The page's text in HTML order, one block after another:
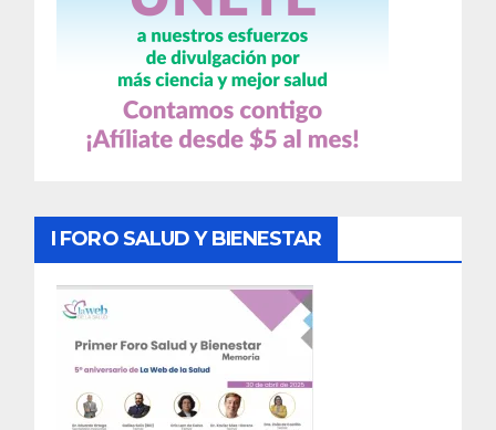
I FORO SALUD Y BIENESTAR